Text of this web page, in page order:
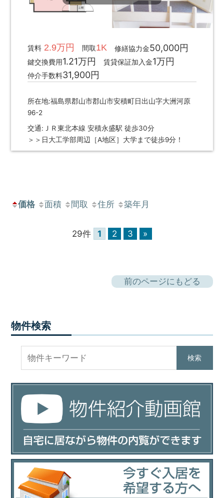
賃料2.9万円 間取1K 修繕協力金50,000円
鍵交換費用1.21万円 賃貸保証加入金1万円
仲介手数料31,900円
所在地:福島県郡山市郡山市安積町日出山字大洲河原
96-2
交通:ＪＲ東北本線 安積永盛駅 徒歩30分
＞＞日大工学部周辺［A地区］大学まで徒歩9分！
価格 面積 間取 住所 築年月
29件 1 2 3 »
前のページにもどる
物件検索